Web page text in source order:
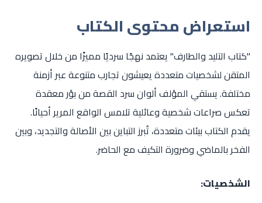
استعراض محتوى الكتاب
"كتاب التليد والطارف" يعتمد نهجًا سرديًا مميزًا من خلال تصويره
المتقن لشخصيات متعددة يعيشون تجارب متنوعة عبر أزمنة
مختلفة. يستقي المؤلف ألوان سرد القصة من بؤر معقدة
تعكس صراعات شخصية وعائلية تلامس الواقع المرير أحيانًا.
يقدم الكتاب بيئات متعددة، تُبرز التباين بين الأصالة والتجديد، وبين
الفخر بالماضي وضرورة التكيف مع الحاضر.
الشخصيات: